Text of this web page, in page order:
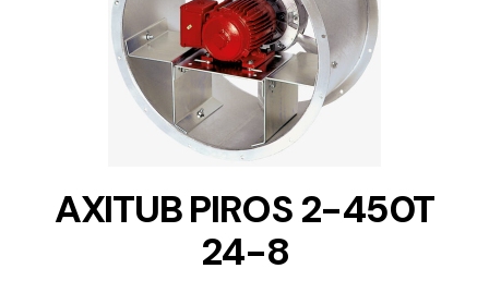
DETAILS
AXITUB PIROS 2-450T
24-8